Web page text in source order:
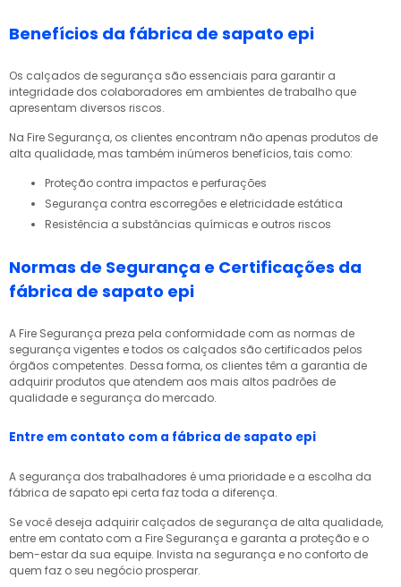
Benefícios da fábrica de sapato epi
Os calçados de segurança são essenciais para garantir a
integridade dos colaboradores em ambientes de trabalho que
apresentam diversos riscos.
Na Fire Segurança, os clientes encontram não apenas produtos de
alta qualidade, mas também inúmeros benefícios, tais como:
Proteção contra impactos e perfurações
Segurança contra escorregões e eletricidade estática
Resistência a substâncias químicas e outros riscos
Normas de Segurança e Certificações da
fábrica de sapato epi
A Fire Segurança preza pela conformidade com as normas de
segurança vigentes e todos os calçados são certificados pelos
órgãos competentes. Dessa forma, os clientes têm a garantia de
adquirir produtos que atendem aos mais altos padrões de
qualidade e segurança do mercado.
Entre em contato com a fábrica de sapato epi
A segurança dos trabalhadores é uma prioridade e a escolha da
fábrica de sapato epi certa faz toda a diferença.
Se você deseja adquirir calçados de segurança de alta qualidade,
entre em contato com a Fire Segurança e garanta a proteção e o
bem-estar da sua equipe. Invista na segurança e no conforto de
quem faz o seu negócio prosperar.